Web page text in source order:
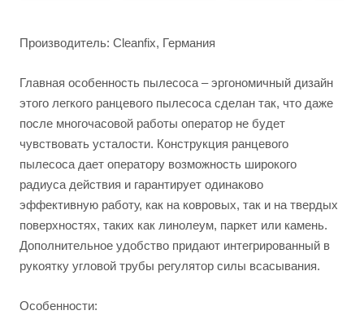
Производитель: Cleanfix, Германия
Главная особенность пылесоса – эргономичный дизайн
этого легкого ранцевого пылесоса сделан так, что даже
после многочасовой работы оператор не будет
чувствовать усталости. Конструкция ранцевого
пылесоса дает оператору возможность широкого
радиуса действия и гарантирует одинаково
эффективную работу, как на ковровых, так и на твердых
поверхностях, таких как линолеум, паркет или камень.
Дополнительное удобство придают интегрированный в
рукоятку угловой трубы регулятор силы всасывания.
Особенности: